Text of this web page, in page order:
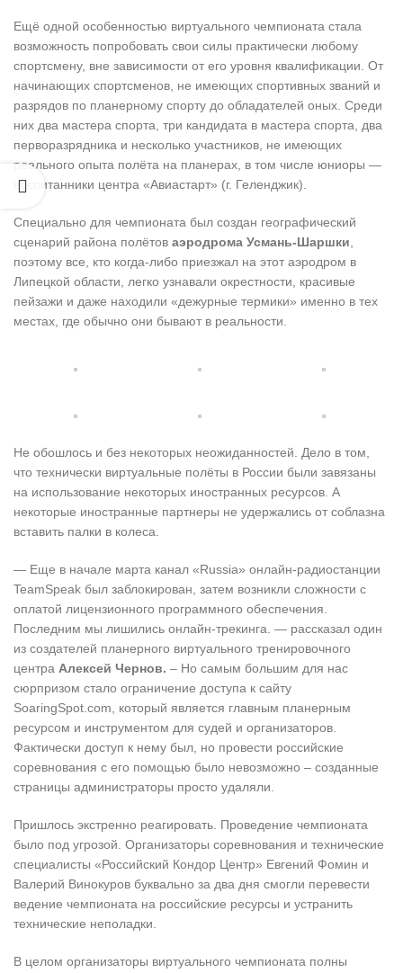
Ещё одной особенностью виртуального чемпионата стала
возможность попробовать свои силы практически любому
спортсмену, вне зависимости от его уровня квалификации. От
начинающих спортсменов, не имеющих спортивных званий и
разрядов по планерному спорту до обладателей оных. Среди
них два мастера спорта, три кандидата в мастера спорта, два
перворазрядника и несколько участников, не имеющих
реального опыта полёта на планерах, в том числе юниоры —
воспитанники центра «Авиастарт» (г. Геленджик).
Специально для чемпионата был создан географический
сценарий района полётов аэродрома Усмань-Шаршки,
поэтому все, кто когда-либо приезжал на этот аэродром в
Липецкой области, легко узнавали окрестности, красивые
пейзажи и даже находили «дежурные термики» именно в тех
местах, где обычно они бывают в реальности.
Не обошлось и без некоторых неожиданностей. Дело в том,
что технически виртуальные полёты в России были завязаны
на использование некоторых иностранных ресурсов. А
некоторые иностранные партнеры не удержались от соблазна
вставить палки в колеса.
— Еще в начале марта канал «Russia» онлайн-радиостанции
TeamSpeak был заблокирован, затем возникли сложности с
оплатой лицензионного программного обеспечения.
Последним мы лишились онлайн-трекинга. — рассказал один
из создателей планерного виртуального тренировочного
центра Алексей Чернов. – Но самым большим для нас
сюрпризом стало ограничение доступа к сайту
SoaringSpot.com, который является главным планерным
ресурсом и инструментом для судей и организаторов.
Фактически доступ к нему был, но провести российские
соревнования с его помощью было невозможно – созданные
страницы администраторы просто удаляли.
Пришлось экстренно реагировать. Проведение чемпионата
было под угрозой. Организаторы соревнования и технические
специалисты «Российский Кондор Центр» Евгений Фомин и
Валерий Винокуров буквально за два дня смогли перевести
ведение чемпионата на российские ресурсы и устранить
технические неполадки.
В целом организаторы виртуального чемпионата полны